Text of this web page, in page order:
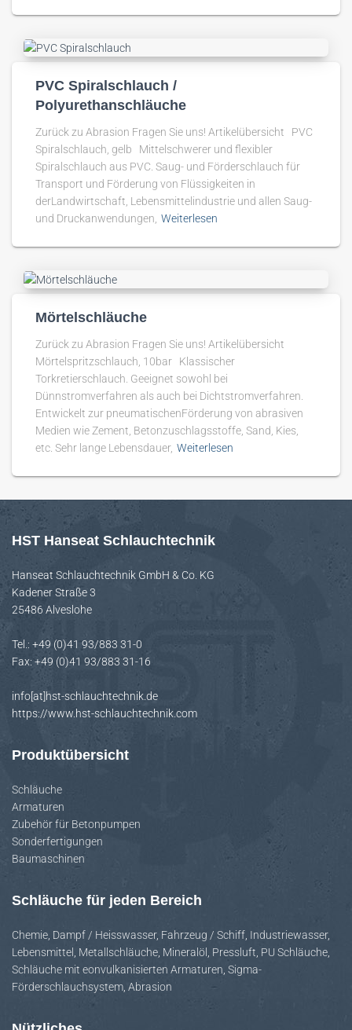
PVC Spiralschlauch /
Polyurethanschläuche
Zurück zu Abrasion Fragen Sie uns! Artikelübersicht PVC
Spiralschlauch, gelb Mittelschwerer und flexibler
Spiralschlauch aus PVC. Saug- und Förderschlauch für
Transport und Förderung von Flüssigkeiten in
derLandwirtschaft, Lebensmittelindustrie und allen Saug-
und Druckanwendungen, Weiterlesen
Mörtelschläuche
Zurück zu Abrasion Fragen Sie uns! Artikelübersicht
Mörtelspritzschlauch, 10bar Klassischer
Torkretierschlauch. Geeignet sowohl bei
Dünnstromverfahren als auch bei Dichtstromverfahren.
Entwickelt zur pneumatischenFörderung von abrasiven
Medien wie Zement, Betonzuschlagsstoffe, Sand, Kies,
etc. Sehr lange Lebensdauer, Weiterlesen
HST Hanseat Schlauchtechnik
Hanseat Schlauchtechnik GmbH & Co. KG
Kadener Straße 3
25486 Alveslohe
Tel.: +49 (0)41 93/883 31-0
Fax: +49 (0)41 93/883 31-16
info[at]hst-schlauchtechnik.de
https://www.hst-schlauchtechnik.com
Produktübersicht
Schläuche
Armaturen
Zubehör für Betonpumpen
Sonderfertigungen
Baumaschinen
Schläuche für jeden Bereich
Chemie, Dampf / Heisswasser, Fahrzeug / Schiff, Industriewasser,
Lebensmittel , Metallschläuche, Mineralöl , Pressluft, PU Schläuche,
Schläuche mit eonvulkanisierten Armaturen, Sigma-
Förderschlauchsystem, Abrasion